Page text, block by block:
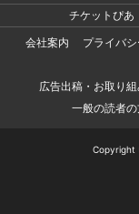
チケットぴあ
会社案内
プライバ
広告出稿・お取り
一般の読者
Copyright